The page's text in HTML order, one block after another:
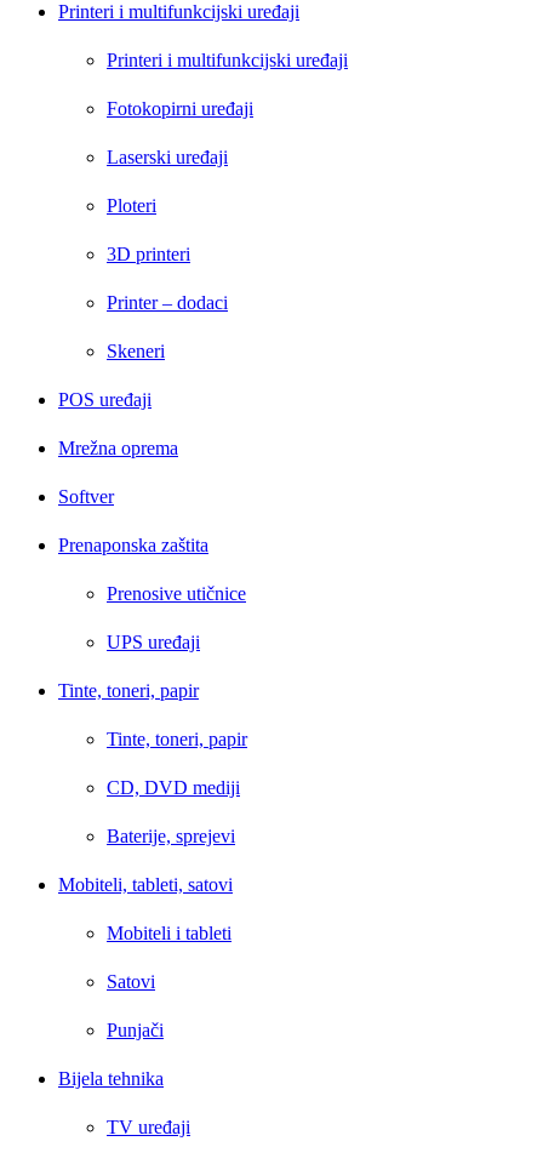
Printeri i multifunkcijski uređaji
Printeri i multifunkcijski uređaji
Fotokopirni uređaji
Laserski uređaji
Ploteri
3D printeri
Printer – dodaci
Skeneri
POS uređaji
Mrežna oprema
Softver
Prenaponska zaštita
Prenosive utičnice
UPS uređaji
Tinte, toneri, papir
Tinte, toneri, papir
CD, DVD mediji
Baterije, sprejevi
Mobiteli, tableti, satovi
Mobiteli i tableti
Satovi
Punjači
Bijela tehnika
TV uređaji